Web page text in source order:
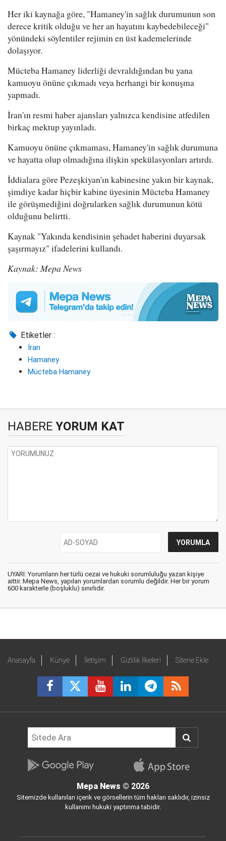
Her iki kaynağa göre, "Hamaney'in sağlık durumunun son
derece kritik olduğu ve her an hayatını kaybedebileceği"
yönündeki söylentiler rejimin en üst kademelerinde
dolaşıyor.
Mücteba Hamaney liderliği devraldığından bu yana
kamuoyu önüne çıkmadı veya herhangi bir konuşma
yapmadı.
İran'ın resmi haber ajansları yalnızca kendisine atfedilen
birkaç mektup yayınladı.
Kamuoyu önüne çıkmaması, Hamaney'in sağlık durumuna
ve hayatta olup olmadığına ilişkin spekülasyonları artırdı.
İddialara göre Pezeşkiyan'ın kabinesine yakın bir kaynak,
şimdiye kadar hiçbir kabine üyesinin Mücteba Hamaney
ile görüşmediğini doğrularken sağlık durumunun kötü
olduğunu belirtti.
Kaynak "Yakında kendisinin şehadet haberini duyarsak
şaşırmayız" ifadelerini kullandı.
Kaynak: Mepa News
Etiketler :
İran
Hamaney
Mücteba Hamaney
HABERE YORUM KAT
UYARI: Yorumların her türlü cezai ve hukuki sorumluluğu yazan kişiye
aittir. Mepa News, yapılan yorumlardan sorumlu değildir. Her bir yorum
600 karakterle (boşluklu) sınırlıdır.
Anasayfa Künye İletişim Gizlilik İlkeleri Sitene Ekle
Mepa News © 2026
Sitemizde kullanılan içerik ve görsellerin tüm hakları saklıdır, izinsiz
kullanımı hukuki yaptırıma tabidir.